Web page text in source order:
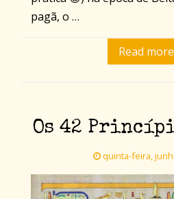
pagã, o …
Read
Os 42
quinta-feira,